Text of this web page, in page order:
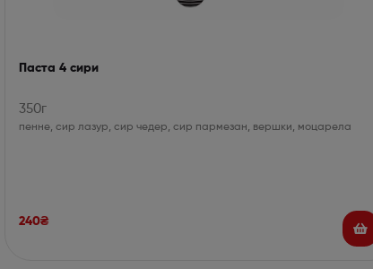
Паста 4 сири
350г
пенне, сир лазур, сир чедер, сир пармезан, вершки, моцарела
240₴